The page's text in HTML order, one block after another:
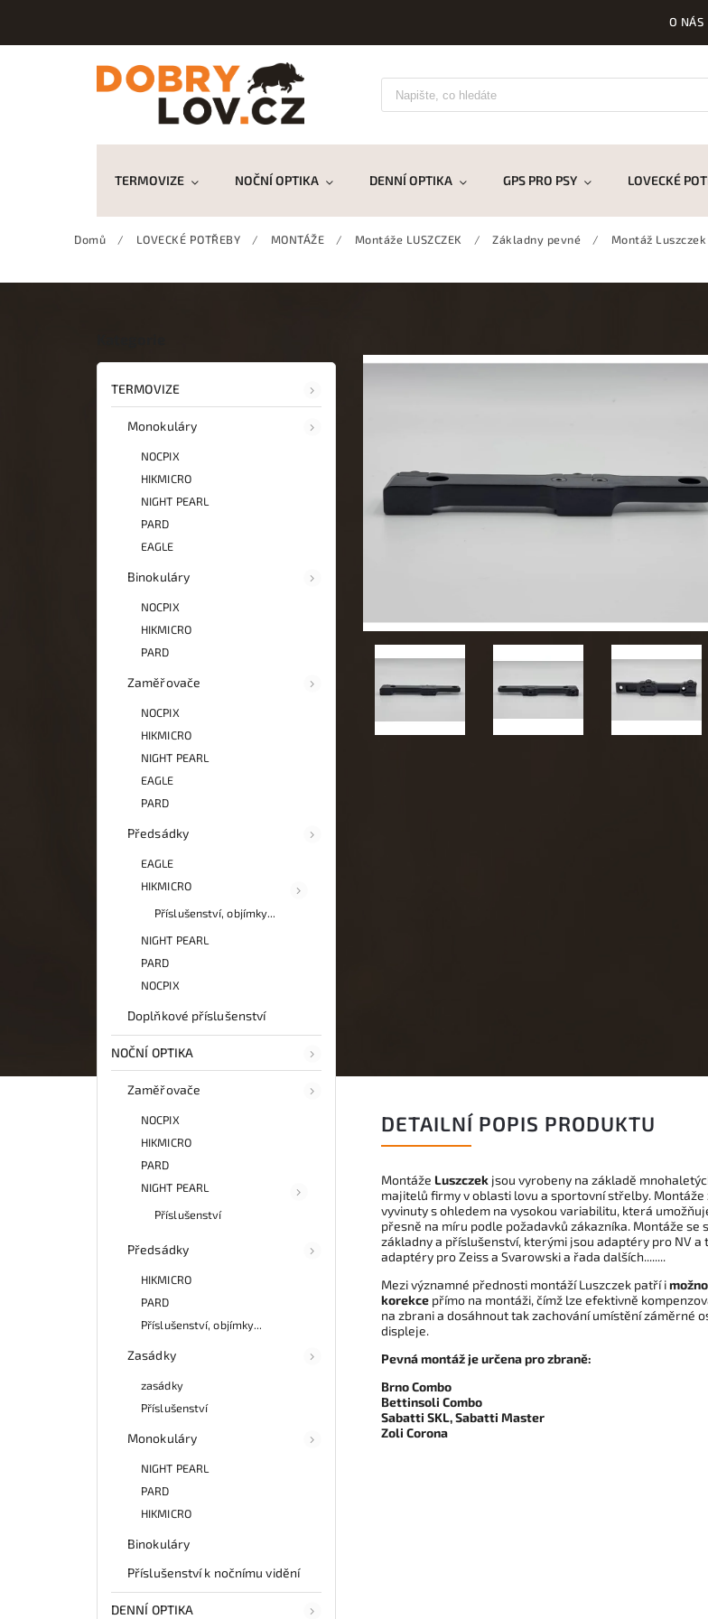
O NÁS
TERMOVIZE NOČNÍ OPTIKA DENNÍ OPTIKA GPS PRO PSY LOVECKÉ
Domů / LOVECKÉ POTŘEBY / MONTÁŽE / Montáže LUSZCZEK / Základny pevné / Montáž
TERMOVIZE
Monokuláry
NOCPIX
HIKMICRO
NIGHT PEARL
PARD
EAGLE
Binokuláry
NOCPIX
HIKMICRO
PARD
Zaměřovače
NOCPIX
HIKMICRO
NIGHT PEARL
EAGLE
PARD
Předsádky
EAGLE
HIKMICRO
Příslušenství, objímky...
NIGHT PEARL
PARD
NOCPIX
Doplňkové příslušenství
NOČNÍ OPTIKA
Zaměřovače
NOCPIX
HIKMICRO
PARD
NIGHT PEARL
Příslušenství
Předsádky
HIKMICRO
PARD
Příslušenství, objímky...
Zasádky
zasádky
Příslušenství
Monokuláry
NIGHT PEARL
PARD
HIKMICRO
Binokuláry
Příslušenství k nočnímu vidění
DENNÍ OPTIKA
DETAILNÍ POPIS PRODUKTU
Montáže Luszczek jsou vyrobeny na základě
majitelů firmy v oblasti lovu a sportovní střelby. Montáže
vyvinuty s ohledem na vysokou variabilitu, která
přesně na míru podle požadavků zákazníka. Montáže se
základny a příslušenství, kterými jsou adaptéry pro NV a
adaptéry pro Zeiss a Svarowski a řada dalších........
Mezi významné přednosti montáží Luszczek patří i
korekce přímo na montáži, čímž lze efektivně
na zbrani a dosáhnout tak zachování umístění záměrné
displeje.
Pevná montáž je určena pro zbraně:
Brno Combo
Bettinsoli Combo
Sabatti SKL, Sabatti Master
Zoli Corona